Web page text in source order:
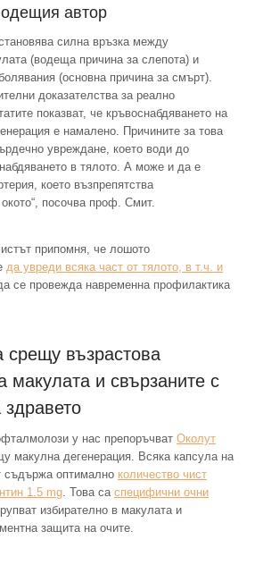
автор
силна връзка между
(водеща причина за слепота) и
(основна причина за смърт).
доказателства за реално
показват, че кръвоснабдяването на
е намалено. Причините за това
увреждане, което води до
в тялото. А може и да е
което възпрепятства
посочва проф. Смит.
припомня, че лошото
да увреди всяка част от тялото, в т.ч. и
се провежда навременна профилактика
срещу възрастова
макулата и свързаните с
здравето
у нас препоръчват Околут
макулна дегенерация. Всяка капсула на
съдържа оптимално количество чист
1.5 mg . Това са специфични очни
избирателно в макулата и
защита на очите.